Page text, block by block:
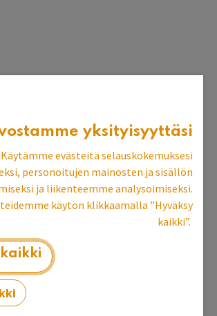
esittelykpl
loppu, kysy myymälästä
kun tuotetta on jälleen varastossa
yksityisyyttäsi
Käytämme evästeitä selauskokemuksesi
personoitujen mainosten ja sisällön
ja liikenteemme analysoimiseksi.
käytön klikkaamalla ”Hyväksy
kaikki”.